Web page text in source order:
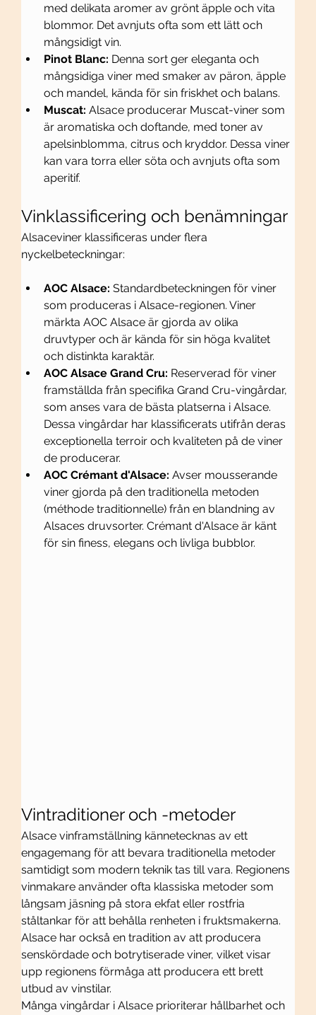
med delikata aromer av grönt äpple och vita
blommor. Det avnjuts ofta som ett lätt och
mångsidigt vin.
Pinot Blanc: Denna sort ger eleganta och
mångsidiga viner med smaker av päron, äpple
och mandel, kända för sin friskhet och balans.
Muscat: Alsace producerar Muscat-viner som
är aromatiska och doftande, med toner av
apelsinblomma, citrus och kryddor. Dessa viner
kan vara torra eller söta och avnjuts ofta som
aperitif.
Vinklassificering och benämningar
Alsaceviner klassificeras under flera
nyckelbeteckningar:
AOC Alsace: Standardbeteckningen för viner
som produceras i Alsace-regionen. Viner
märkta AOC Alsace är gjorda av olika
druvtyper och är kända för sin höga kvalitet
och distinkta karaktär.
AOC Alsace Grand Cru: Reserverad för viner
framställda från specifika Grand Cru-vingårdar,
som anses vara de bästa platserna i Alsace.
Dessa vingårdar har klassificerats utifrån deras
exceptionella terroir och kvaliteten på de viner
de producerar.
AOC Crémant d'Alsace: Avser mousserande
viner gjorda på den traditionella metoden
(méthode traditionnelle) från en blandning av
Alsaces druvsorter. Crémant d'Alsace är känt
för sin finess, elegans och livliga bubblor.
Vintraditioner och -metoder
Alsace vinframställning kännetecknas av ett
engagemang för att bevara traditionella metoder
samtidigt som modern teknik tas till vara. Regionens
vinmakare använder ofta klassiska metoder som
långsam jäsning på stora ekfat eller rostfria
ståltankar för att behålla renheten i fruktsmakerna.
Alsace har också en tradition av att producera
senskördade och botrytiserade viner, vilket visar
upp regionens förmåga att producera ett brett
utbud av vinstilar.
Många vingårdar i Alsace prioriterar hållbarhet och